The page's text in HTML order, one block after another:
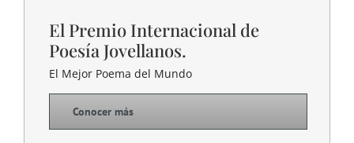
El Premio Internacional de
Poesía Jovellanos.
El Mejor Poema del Mundo
Conocer más